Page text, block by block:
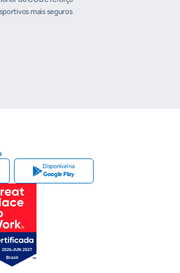
mais seguros
Disponível na
Google Play